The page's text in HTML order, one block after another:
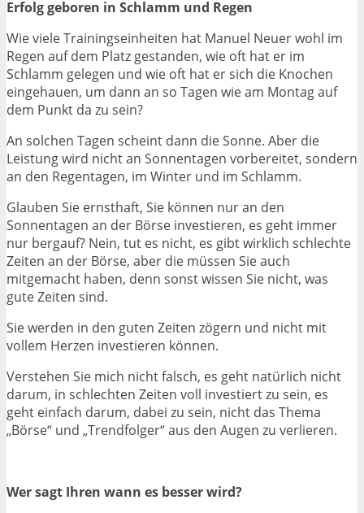
Erfolg geboren in Schlamm und Regen
Wie viele Trainingseinheiten hat Manuel Neuer wohl im
Regen auf dem Platz gestanden, wie oft hat er im
Schlamm gelegen und wie oft hat er sich die Knochen
eingehauen, um dann an so Tagen wie am Montag auf
dem Punkt da zu sein?
An solchen Tagen scheint dann die Sonne. Aber die
Leistung wird nicht an Sonnentagen vorbereitet, sondern
an den Regentagen, im Winter und im Schlamm.
Glauben Sie ernsthaft, Sie können nur an den
Sonnentagen an der Börse investieren, es geht immer
nur bergauf? Nein, tut es nicht, es gibt wirklich schlechte
Zeiten an der Börse, aber die müssen Sie auch
mitgemacht haben, denn sonst wissen Sie nicht, was
gute Zeiten sind.
Sie werden in den guten Zeiten zögern und nicht mit
vollem Herzen investieren können.
Verstehen Sie mich nicht falsch, es geht natürlich nicht
darum, in schlechten Zeiten voll investiert zu sein, es
geht einfach darum, dabei zu sein, nicht das Thema
„Börse“ und „Trendfolger“ aus den Augen zu verlieren.
Wer sagt Ihren wann es besser wird?